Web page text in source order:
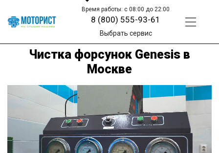
Время работы: с 08:00 до 22:00
8 (800) 555-93-61
Выбрать сервис
Чистка форсунок Genesis в
Москве